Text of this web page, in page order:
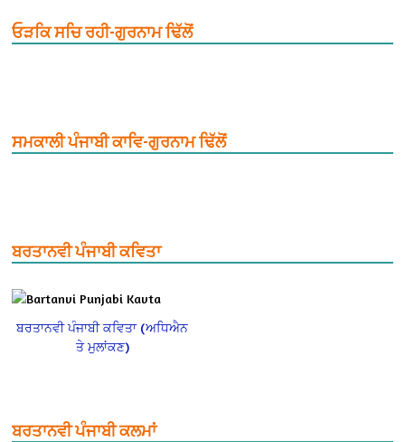
ਓੜਕਿ ਸਚਿ ਰਹੀ-ਗੁਰਨਾਮ ਢਿੱਲੋਂ
ਸਮਕਾਲੀ ਪੰਜਾਬੀ ਕਾਵਿ-ਗੁਰਨਾਮ ਢਿੱਲੋਂ
ਬਰਤਾਨਵੀ ਪੰਜਾਬੀ ਕਵਿਤਾ
ਬਰਤਾਨਵੀ ਪੰਜਾਬੀ ਕਵਿਤਾ (ਅਧਿਐਨ
ਤੇ ਮੁਲਾਂਕਣ)
ਬਰਤਾਨਵੀ ਪੰਜਾਬੀ ਕਲਮਾਂ